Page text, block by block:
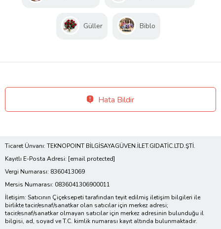
Güller Biblo
Hata Bildir
Ticaret Ünvanı: TEKNOPOINT BİLGİSAYAGÜVEN.İLET.GIDATİC.LTD.ŞTİ.
Kayıtlı E-Posta Adresi: [email protected]
Vergi Numarası: 8360413069
Mersis Numarası: 0836041306900011
İletişim: Satıcının Çiçeksepeti tarafından teyit edilmiş iletişim bilgileri ile
birlikte tacir/esnaf/sanatkar olan satıcılar için merkez adresi;
tacir/esnaf/sanatkar olmayan satıcılar için merkez adresinin bulunduğu il
bilgisi, ad, soyad ve T.C. kimlik numarası kayıt altında bulunmaktadır.